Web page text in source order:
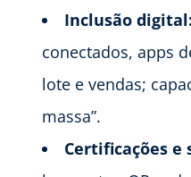
Inclusão digital:
conectados, apps
lote e vendas;
massa”.
Certificações